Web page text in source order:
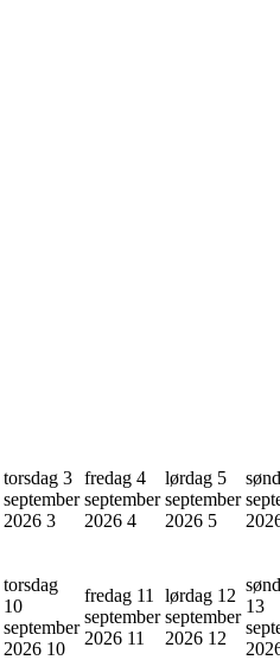
torsdag 3
september
2026 3
fredag 4
september
2026 4
lørdag 5
september
2026 5
torsdag
10
september
2026 10
fredag 11
september
2026 11
lørdag 12
september
2026 12
13